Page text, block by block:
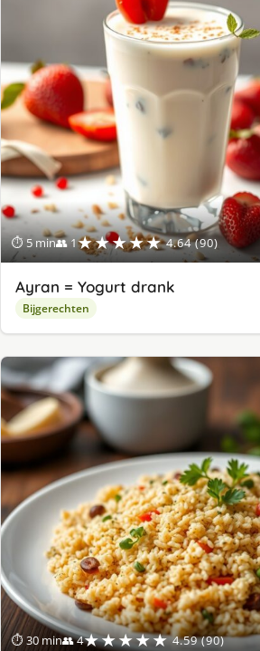
⏱ 5 min👥 1★★★★★ 4.64 (90)
Ayran = Yogurt drank
Bijgerechten
⏱ 30 min👥 4★★★★★ 4.59 (90)